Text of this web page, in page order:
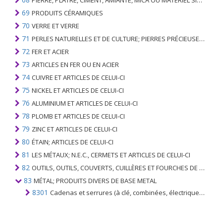
69 PRODUITS CÉRAMIQUES
70 VERRE ET VERRE
71 PERLES NATURELLES ET DE CULTURE; PIERRES PRÉCIEUSES, SEMI-PRÉCIEUSES; MÉTAUX PRÉCIEUX, PLAQUÉS OU DOUBLÉS DE MÉTAUX PRÉCIEUX ET OUVRAGES EN CES MATIÈRES; IMITATION BIJOUTERIE; PIÈCE DE MONNAIE
72 FER ET ACIER
73 ARTICLES EN FER OU EN ACIER
74 CUIVRE ET ARTICLES DE CELUI-CI
75 NICKEL ET ARTICLES DE CELUI-CI
76 ALUMINIUM ET ARTICLES DE CELUI-CI
78 PLOMB ET ARTICLES DE CELUI-CI
79 ZINC ET ARTICLES DE CELUI-CI
80 ÉTAIN; ARTICLES DE CELUI-CI
81 LES MÉTAUX; N.E.C., CERMETS ET ARTICLES DE CELUI-CI
82 OUTILS, OUTILS, COUVERTS, CUILLÈRES ET FOURCHES DE MÉTAUX DE BASE; PARTIES DE CELLES-CI, EN METAL DE BASE
83 MÉTAL; PRODUITS DIVERS DE BASE METAL
8301 Cadenas et serrures (à clé, combinées, électriques) en métaux communs; fermoirs et montures à fermoirs comportant des fermetures, en métaux communs, clés pour articles ainsi que articles de brochage, en métaux communs